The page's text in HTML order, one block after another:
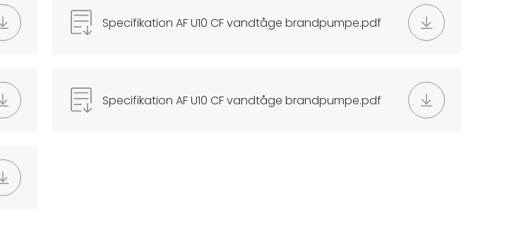
Specifikation AF U10 CF vandtåge brandpumpe.pdf
Specifikation AF U10 CF vandtåge brandpumpe.pdf